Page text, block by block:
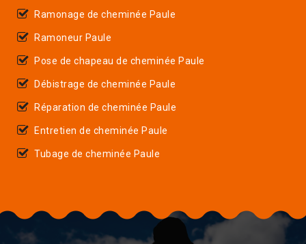
Ramonage de cheminée Paule
Ramoneur Paule
Pose de chapeau de cheminée Paule
Débistrage de cheminée Paule
Réparation de cheminée Paule
Entretien de cheminée Paule
Tubage de cheminée Paule